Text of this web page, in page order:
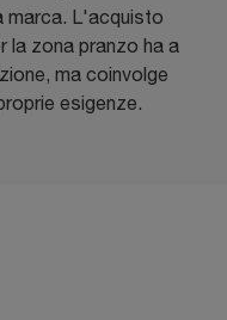
marca. L'acquisto
la zona pranzo ha a
ma coinvolge
esigenze.